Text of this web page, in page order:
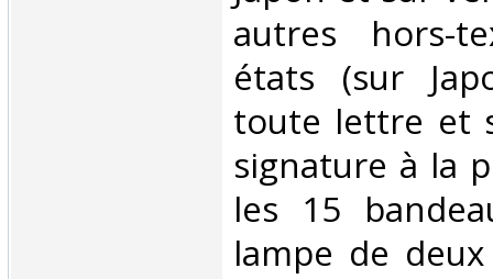
autres hors-
états (sur
toute lettre et
signature à la
les 15
lampe de